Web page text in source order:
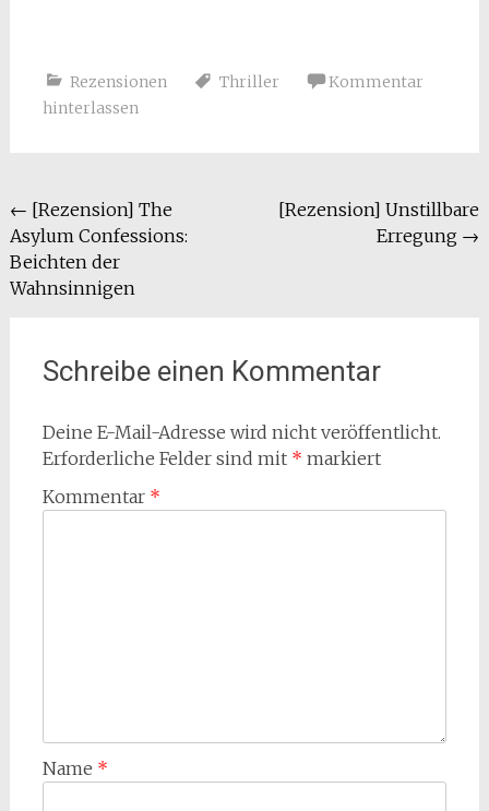
Rezensionen Thriller
Kommentar
hinterlassen
Beitragsnavigation
← [Rezension] The
Asylum Confessions:
Beichten der
Wahnsinnigen
[Rezension] Unstillbare
Erregung →
Schreibe einen Kommentar
Deine E-Mail-Adresse wird nicht veröffentlicht.
Erforderliche Felder sind mit * markiert
Kommentar *
Name *